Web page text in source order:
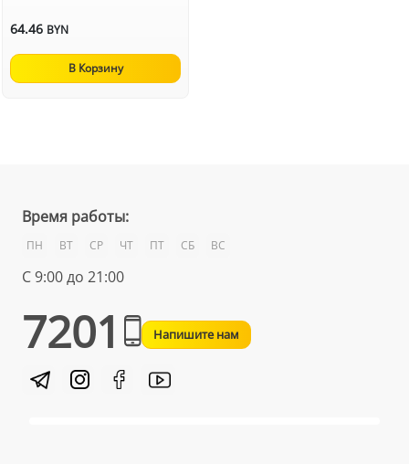
64.46 BYN
В Корзину
Время работы:
ПН ВТ СР ЧТ ПТ СБ ВС
С 9:00 до 21:00
7201 Напишите нам